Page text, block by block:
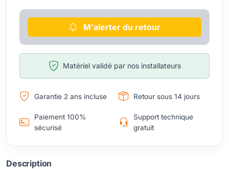
M'alerter du retour
Matériel validé par nos installateurs
Garantie 2 ans incluse Retour sous 14 jours
Paiement 100%
sécurisé
Support technique
gratuit
Description